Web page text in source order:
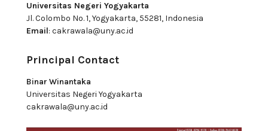
Universitas Negeri Yogyakarta
Jl. Colombo No. 1, Yogyakarta, 55281, Indonesia
Email: cakrawala@uny.ac.id
Principal Contact
Binar Winantaka
Universitas Negeri Yogyakarta
cakrawala@uny.ac.id